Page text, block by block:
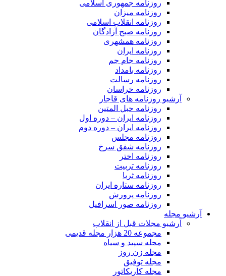
روزنامه جمهوری اسلامی
روزنامه میزان
روزنامه انقلاب اسلامی
روزنامه صبح آزادگان
روزنامه همشهری
روزنامه ایران
روزنامه جام جم
روزنامه بامداد
روزنامه رسالت
روزنامه خراسان
آرشیو روزنامه های قاجار
روزنامه حبل المتین
روزنامه ایران – دوره اول
روزنامه ایران – دوره دوم
روزنامه مجلس
روزنامه شفق سرخ
روزنامه اختر
روزنامه تربیت
روزنامه ثریا
روزنامه ستاره ایران
روزنامه پرورش
روزنامه صور اسرافیل
آرشیو مجله
آرشیو مجلات قبل از انقلاب
مجموعه 20 هزار مجله قدیمی
مجله سپید و سیاه
مجله زن روز
مجله توفیق
مجله کاریکاتور